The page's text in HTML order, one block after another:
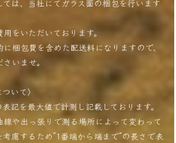
は、当社にてガラス面の梱包を行います
をいただいております。
梱包費を含めた配送料になりますので、
いませ。
いて〉
記を最大値で計測し記載しております。
線や出っ張りで測る場所によって変わって
慮するため”1番端から端まで”の長さで表